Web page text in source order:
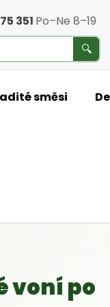
351·Po–Ne 8–19
🔍
směsi
voní po